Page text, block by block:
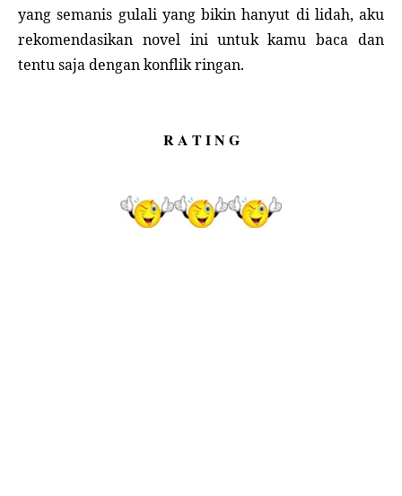
yang semanis gulali yang bikin hanyut di lidah, aku
rekomendasikan novel ini untuk kamu baca dan
tentu saja dengan konflik ringan.
R A T I N G